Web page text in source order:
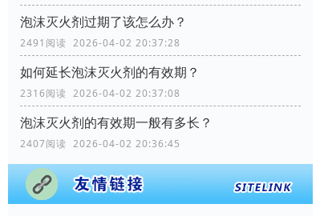
泡沫灭火剂过期了该怎么办？
2491阅读 2026-04-02 20:37:28
如何延长泡沫灭火剂的有效期？
2316阅读 2026-04-02 20:37:08
泡沫灭火剂的有效期一般有多长？
2407阅读 2026-04-02 20:36:45